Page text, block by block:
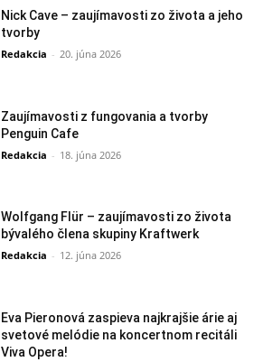
Nick Cave – zaujímavosti zo života a jeho
tvorby
Redakcia - 20. júna 2026
Zaujímavosti z fungovania a tvorby
Penguin Cafe
Redakcia - 18. júna 2026
Wolfgang Flür – zaujímavosti zo života
bývalého člena skupiny Kraftwerk
Redakcia - 12. júna 2026
Eva Pieronová zaspieva najkrajšie árie aj
svetové melódie na koncertnom recitáli
Viva Opera!